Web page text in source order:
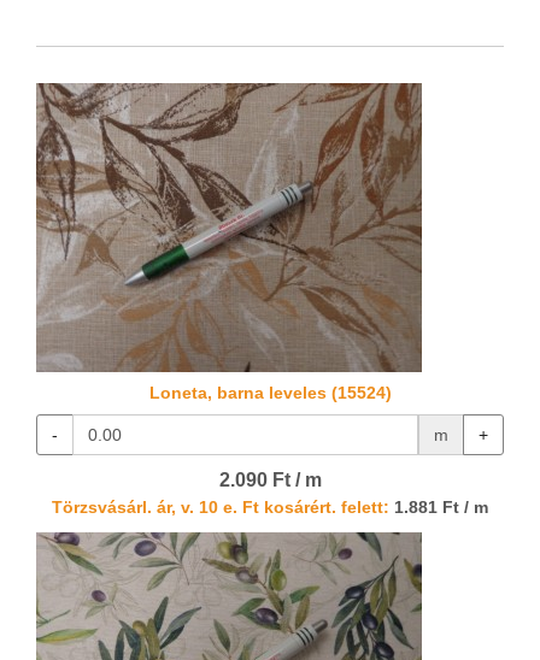
Loneta, barna leveles (15524)
- m +
2.090 Ft / m
Törzsvásárl. ár, v. 10 e. Ft kosárért. felett: 1.881 Ft / m